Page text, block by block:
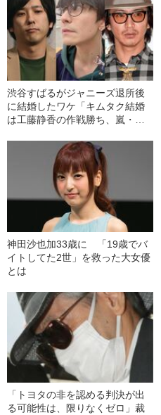
渋谷すばるがジャニーズ退所後
に結婚したワケ「キムタク結婚
は工藤静香の作戦勝ち、嵐・二
神田沙也加33歳に 「19歳でバ
イトしてた2世」を救った大女優
とは
「トヨタの非を認める判決が出
る可能性は、限りなくゼロ」裁